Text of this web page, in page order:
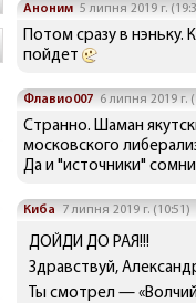
Аноним 5 липня 2019 г.
Потом сразу в нэньку.
пойдет
Флавио007 6 липня 2019 г.
Странно. Шаман
московского
Да и "источники"
Киба 7 липня 2019 г. (10:51)
ДОЙДИ ДО РАЯ!!!
Здравствуй,
Ты смотрел —